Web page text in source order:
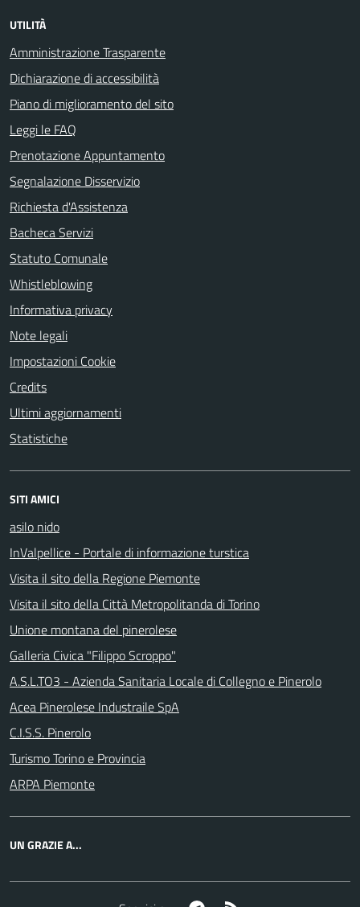
UTILITÀ
Amministrazione Trasparente
Dichiarazione di accessibilità
Piano di miglioramento del sito
Leggi le FAQ
Prenotazione Appuntamento
Segnalazione Disservizio
Richiesta d'Assistenza
Bacheca Servizi
Statuto Comunale
Whistleblowing
Informativa privacy
Note legali
Impostazioni Cookie
Credits
Ultimi aggiornamenti
Statistiche
SITI AMICI
asilo nido
InValpellice - Portale di informazione turstica
Visita il sito della Regione Piemonte
Visita il sito della Città Metropolitanda di Torino
Unione montana del pinerolese
Galleria Civica "Filippo Scroppo"
A.S.L.TO3 - Azienda Sanitaria Locale di Collegno e Pinerolo
Acea Pinerolese Industraile SpA
C.I.S.S. Pinerolo
Turismo Torino e Provincia
ARPA Piemonte
UN GRAZIE A...